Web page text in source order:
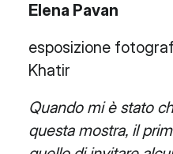
Elena Pavan
esposizione
Khatir
Quando mi è stato
questa mostra, il